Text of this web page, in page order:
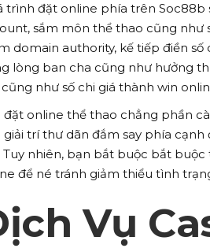
trình đặt online phía trên Soc88b
sắm môn thể thao cũng như
domain authority, kế tiếp điền
lòng ban cha cũng như hưởng
như số chi giá thành win
đặt online thể thao chẳng phần
giải trí thư dãn đắm say phía
Tuy nhiên, bạn bắt buộc bắt
để né tránh giảm thiểu tình
Vụ